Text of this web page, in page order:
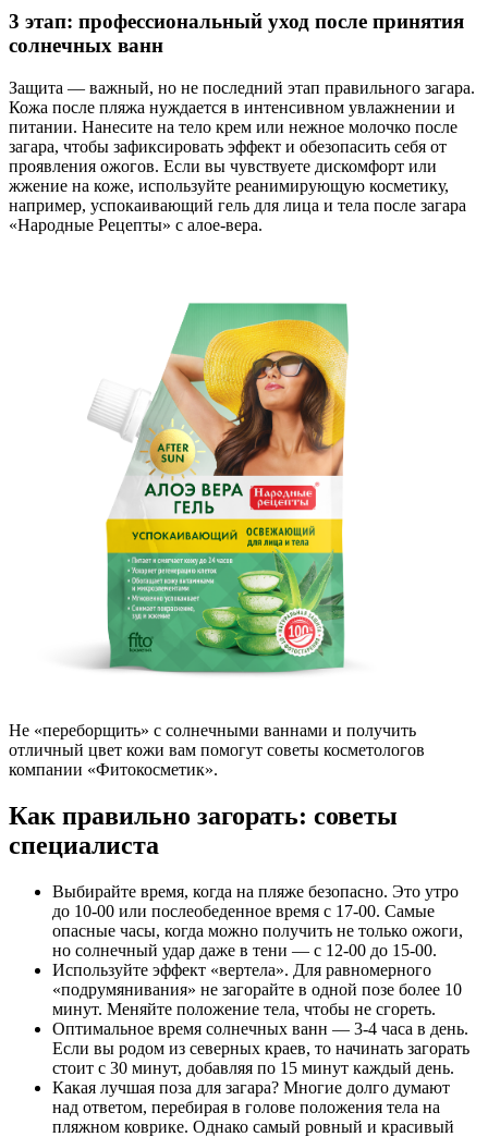
3 этап: профессиональный уход после принятия
солнечных ванн
Защита — важный, но не последний этап правильного загара.
Кожа после пляжа нуждается в интенсивном увлажнении и
питании. Нанесите на тело крем или нежное молочко после
загара, чтобы зафиксировать эффект и обезопасить себя от
проявления ожогов. Если вы чувствуете дискомфорт или
жжение на коже, используйте реанимирующую косметику,
например, успокаивающий гель для лица и тела после загара
«Народные Рецепты» с алое-вера.
Не «переборщить» с солнечными ваннами и получить
отличный цвет кожи вам помогут советы косметологов
компании «Фитокосметик».
Как правильно загорать: советы
специалиста
Выбирайте время, когда на пляже безопасно. Это утро
до 10-00 или послеобеденное время с 17-00. Самые
опасные часы, когда можно получить не только ожоги,
но солнечный удар даже в тени — с 12-00 до 15-00.
Используйте эффект «вертела». Для равномерного
«подрумянивания» не загорайте в одной позе более 10
минут. Меняйте положение тела, чтобы не сгореть.
Оптимальное время солнечных ванн — 3-4 часа в день.
Если вы родом из северных краев, то начинать загорать
стоит с 30 минут, добавляя по 15 минут каждый день.
Какая лучшая поза для загара? Многие долго думают
над ответом, перебирая в голове положения тела на
пляжном коврике. Однако самый ровный и красивый